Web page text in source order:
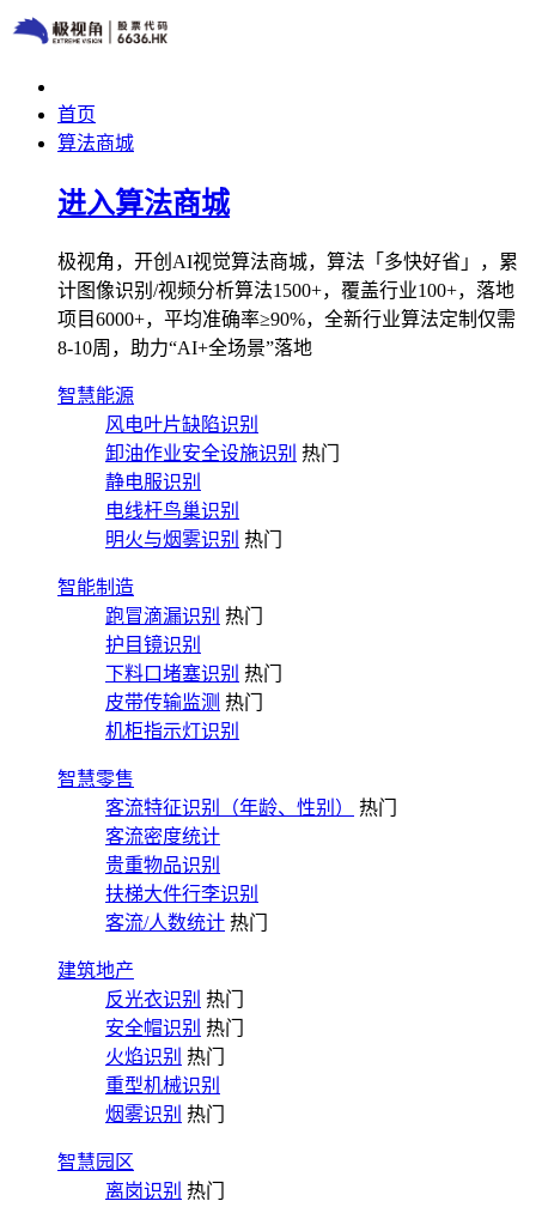
首页
算法商城
进入算法商城
极视角，开创AI视觉算法商城，算法「多快好省」，累
计图像识别/视频分析算法1500+，覆盖行业100+，落地
项目6000+，平均准确率≥90%，全新行业算法定制仅需
8-10周，助力“AI+全场景”落地
智慧能源
风电叶片缺陷识别
卸油作业安全设施识别 热门
静电服识别
电线杆鸟巢识别
明火与烟雾识别 热门
智能制造
跑冒滴漏识别 热门
护目镜识别
下料口堵塞识别 热门
皮带传输监测 热门
机柜指示灯识别
智慧零售
客流特征识别（年龄、性别）
热门
客流密度统计
贵重物品识别
扶梯大件行李识别
客流/人数统计 热门
建筑地产
反光衣识别 热门
安全帽识别 热门
火焰识别 热门
重型机械识别
烟雾识别 热门
智慧园区
离岗识别 热门